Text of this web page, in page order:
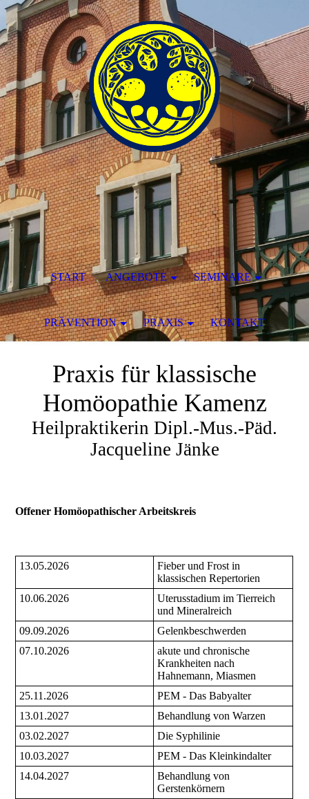
Praxis für klassische
Homöopathie Kamenz
Heilpraktikerin Dipl.-Mus.-Päd.
Jacqueline Jänke
Offener Homöopathischer Arbeitskreis
13.05.2026
Fieber und Frost in
klassischen Repertorien
10.06.2026
Uterusstadium im Tierreich
und Mineralreich
09.09.2026
Gelenkbeschwerden
07.10.2026
akute und chronische
Krankheiten nach
Hahnemann, Miasmen
25.11.2026
PEM - Das Babyalter
13.01.2027
Behandlung von Warzen
03.02.2027
Die Syphilinie
10.03.2027
PEM - Das Kleinkindalter
14.04.2027
Behandlung von
Gerstenkörnern
START ANGEBOTE SEMINARE
PRÄVENTION PRAXIS KONTAKT